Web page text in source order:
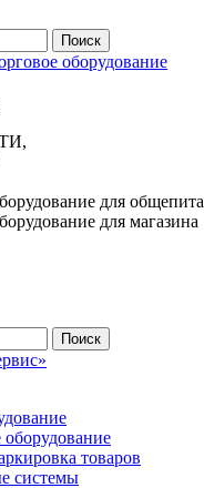
для общепита
для магазина
оборудование
товаров
системы